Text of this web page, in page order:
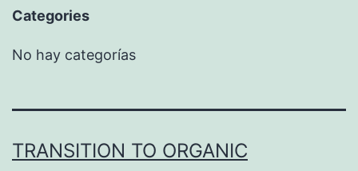
Categories
No hay categorías
TRANSITION TO ORGANIC